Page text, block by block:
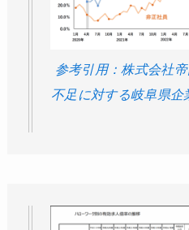
参考引用：株式会社
不足に対する岐阜県